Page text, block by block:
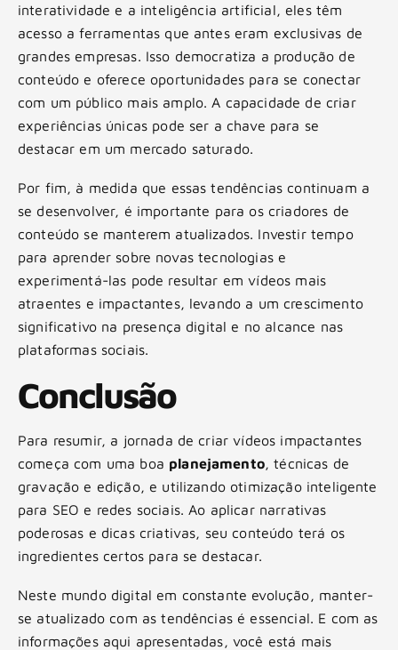
interatividade e a inteligência artificial, eles têm
acesso a ferramentas que antes eram exclusivas de
grandes empresas. Isso democratiza a produção de
conteúdo e oferece oportunidades para se conectar
com um público mais amplo. A capacidade de criar
experiências únicas pode ser a chave para se
destacar em um mercado saturado.
Por fim, à medida que essas tendências continuam a
se desenvolver, é importante para os criadores de
conteúdo se manterem atualizados. Investir tempo
para aprender sobre novas tecnologias e
experimentá-las pode resultar em vídeos mais
atraentes e impactantes, levando a um crescimento
significativo na presença digital e no alcance nas
plataformas sociais.
Conclusão
Para resumir, a jornada de criar vídeos impactantes
começa com uma boa planejamento, técnicas de
gravação e edição, e utilizando otimização inteligente
para SEO e redes sociais. Ao aplicar narrativas
poderosas e dicas criativas, seu conteúdo terá os
ingredientes certos para se destacar.
Neste mundo digital em constante evolução, manter-
se atualizado com as tendências é essencial. E com as
informações aqui apresentadas, você está mais